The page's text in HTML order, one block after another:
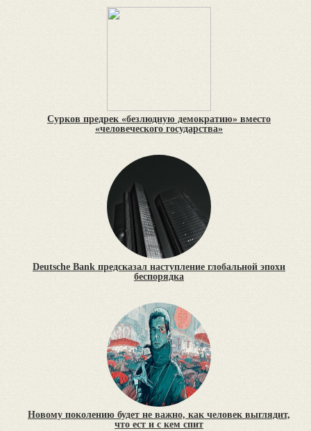
Сурков предрек «безлюдную демократию» вместо
«человеческого государства»
Deutsche Bank предсказал наступление глобальной эпохи
беспорядка
Новому поколению будет не важно, как человек выглядит,
что ест и с кем спит